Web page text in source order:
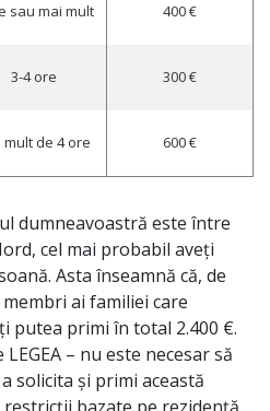
sau mai mult 400 €
3-4 ore 300 €
mult de 4 ore 600 €
dumneavoastră este între
cel mai probabil aveți
Asta înseamnă că, de
ai familiei care
putea primi în total 2.400 €.
– nu este necesar să
solicita și primi această